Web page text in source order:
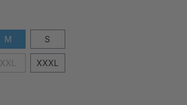
M S
XXL XXXL